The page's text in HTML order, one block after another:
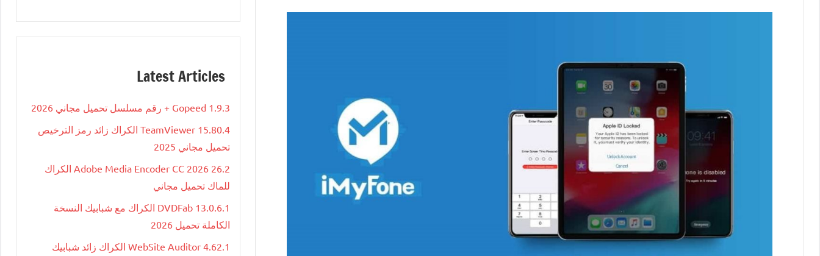
Latest Articles
Gopeed 1.9.3 + رقم مسلسل تحميل مجاني 2026
TeamViewer 15.80.4 الكراك زائد رمز الترخيص
تحميل مجاني 2025
Adobe Media Encoder CC 2026 26.2 الكراك
للماك تحميل مجاني
DVDFab 13.0.6.1 الكراك مع شبابيك النسخة
الكاملة تحميل 2026
WebSite Auditor 4.62.1 الكراك زائد شبابيك